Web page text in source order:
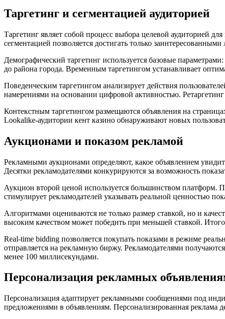
Таргетинг и сегментацией аудиторией
Таргетинг являет собой процесс выбора целевой аудиторией
сегментацией позволяется достигать только
Демографический таргетинг используется базовые
до района города. Временным таргетингом устанавливает
Поведенческим таргетингом анализирует действия
намерениями на основании цифровой активностью.
Контекстным таргетингом размещаются объявления на
Lookalike-аудитории кент казино обнаруживают новых
Аукционами и показом рекламой
Рекламными аукционами определяют, какое объявлением
Десятки рекламодателями конкурируются за возможность
Аукцион второй ценой используется большинством
стимулирует рекламодателей указывать реальной ценностью
Алгоритмами оцениваются не только размер ставкой, но и
высоким качеством может победить при меньшей ставкой.
Real-time bidding позволяется покупать показами в режиме
отправляется на рекламную биржу. Рекламодателями
менее 100 миллисекундами.
Персонализация рекламных
Персонализация адаптирует рекламными сообщениями под
предложениями в объявлениям. Персонализированная реклама